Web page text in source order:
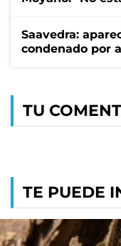
Saavedra:
condenado por
TU
TE PUEDE